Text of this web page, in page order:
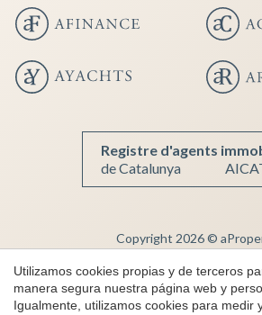
Registre d'agents
de Catalunya
Copyright 2026 ©
Inmobiliaria de lujo
AICAT 6388
Utilizamos cookies propias y de terceros
manera segura nuestra página web y
Igualmente, utilizamos cookies para medir